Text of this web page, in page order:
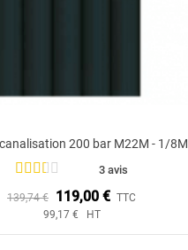
200 bar M22M - 1/8M
3 avis
139,74 € 119,00 € TTC
99,17 € HT